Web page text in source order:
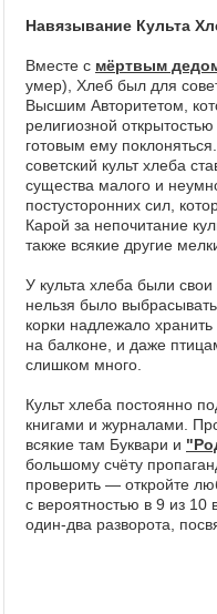
Навязывание Культа
Вместе с мёртвым
умер), Хлеб был для
Высшим Авторитетом,
религиозной
готовым ему
советский культ хлеба
существа малого и
постусторонних сил,
Карой за непочитание
также всякие другие
У культа хлеба были
нельзя было
корки надлежало
на балконе, и даже
слишком много.
Культ хлеба постоянно
книгами и журналами.
всякие там Буквари и
большому счёту
проверить — откройте
с вероятностью в 9 из 10
один-два разворота,